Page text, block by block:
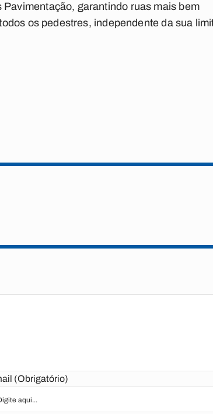
garantindo ruas mais bem
os pedestres, independente da sua
(Obrigatório)